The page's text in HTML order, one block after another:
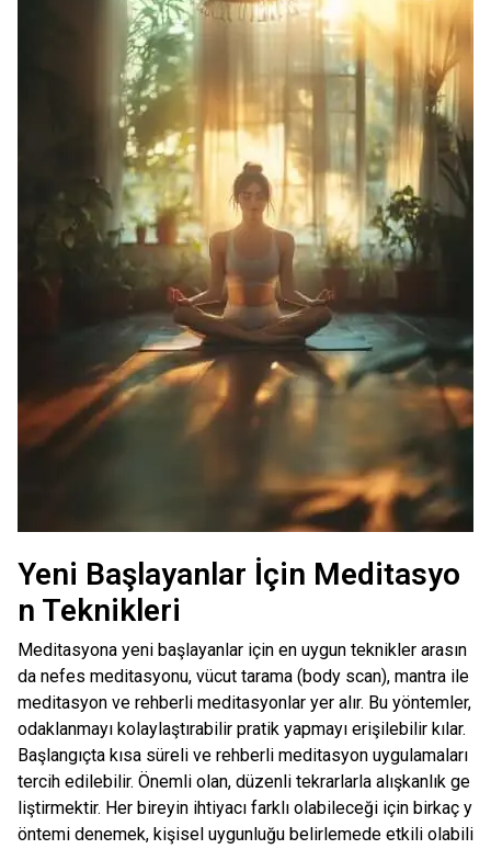
Yeni Başlayanlar İçin Meditasyo
n Teknikleri
Meditasyona yeni başlayanlar için en uygun teknikler arasın
da nefes meditasyonu, vücut tarama (body scan), mantra ile
meditasyon ve rehberli meditasyonlar yer alır. Bu yöntemler,
odaklanmayı kolaylaştırabilir pratik yapmayı erişilebilir kılar.
Başlangıçta kısa süreli ve rehberli meditasyon uygulamaları
tercih edilebilir. Önemli olan, düzenli tekrarlarla alışkanlık ge
liştirmektir. Her bireyin ihtiyacı farklı olabileceği için birkaç y
öntemi denemek, kişisel uygunluğu belirlemede etkili olabili